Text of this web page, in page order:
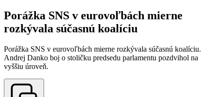
Porážka SNS v eurovoľbách mierne
rozkývala súčasnú koalíciu
Porážka SNS v eurovoľbách mierne rozkývala súčasnú koalíciu.
Andrej Danko boj o stoličku predsedu parlamentu pozdvihol na
vyššiu úroveň.